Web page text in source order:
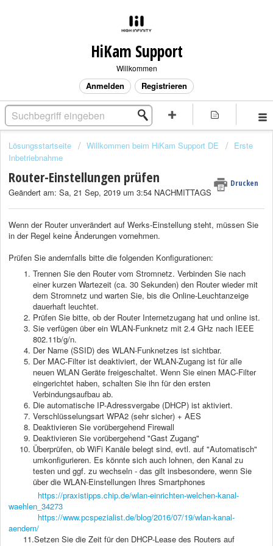
HiKam Support
Willkommen
Anmelden Registrieren
Lösungsstartseite Willkommen beim HiKam Support DE
Erste
Inbetriebnahme
Router-Einstellungen prüfen Drucken
Geändert am: Sa, 21 Sep, 2019 um 3:54 NACHMITTAGS
Wenn der Router unverändert auf Werks-Einstellung steht, müssen Sie
in der Regel keine Änderungen vornehmen.
Prüfen Sie andernfalls bitte die folgenden Konfigurationen:
Trennen Sie den Router vom Stromnetz. Verbinden Sie nach
einer kurzen Wartezeit (ca. 30 Sekunden) den Router wieder mit
dem Stromnetz und warten Sie, bis die Online-Leuchtanzeige
dauerhaft leuchtet.
Prüfen Sie bitte, ob der Router Internetzugang hat und online ist.
Sie verfügen über ein WLAN-Funknetz mit 2.4 GHz nach IEEE
802.11b/g/n.
Der Name (SSID) des WLAN-Funknetzes ist sichtbar.
Der MAC-Filter ist deaktiviert, der WLAN-Zugang ist für alle
neuen WLAN Geräte freigeschaltet. Wenn Sie einen MAC-Filter
eingerichtet haben, schalten Sie ihn für den ersten
Verbindungsaufbau ab.
Die automatische IP-Adressvergabe (DHCP) ist aktiviert.
Verschlüsselungsart WPA2 (sehr sicher) + AES
Deaktivieren Sie vorübergehend Firewall
Deaktivieren Sie vorübergehend "Gast Zugang"
Überprüfen, ob WiFi Kanäle belegt sind, evtl. auf "Automatisch"
umkonfigurieren. Es könnte sich auch lohnen, den Kanal zu
testen und ggf. zu wechseln - das gilt insbesondere, wenn Sie
über die WLAN-Einstellungen Ihres Smartphones
https://praxistipps.chip.de/wlan-einrichten-welchen-kanal-
waehlen_34273
https://www.pcspezialist.de/blog/2016/07/19/wlan-kanal-
aendern/
11.Setzen Sie die Zeit für den DHCP-Lease des Routers auf